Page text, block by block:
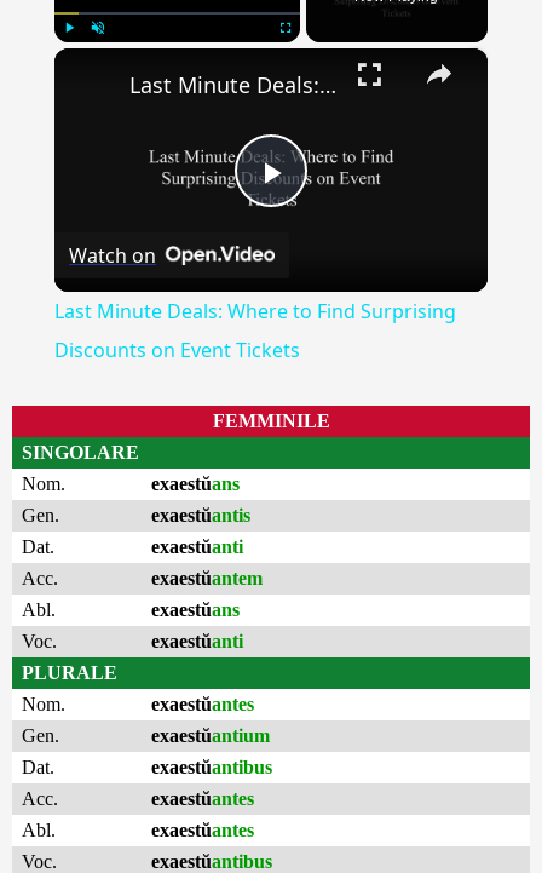
×
Play
Last Minute Deals: Where to Find Surprising Discounts on Event Tickets
Watch on
Last Minute Deals: Where to Find Surprising
Discounts on Event Tickets
FEMMINILE
SINGOLARE
Nom.
exaestŭans
Gen.
exaestŭantis
Dat.
exaestŭanti
Acc.
exaestŭantem
Abl.
exaestŭans
Voc.
exaestŭanti
PLURALE
Nom.
exaestŭantes
Gen.
exaestŭantium
Dat.
exaestŭantibus
Acc.
exaestŭantes
Abl.
exaestŭantes
Voc.
exaestŭantibus